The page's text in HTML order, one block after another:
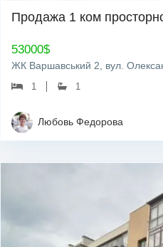
53000$
1 1
Любовь Федорова